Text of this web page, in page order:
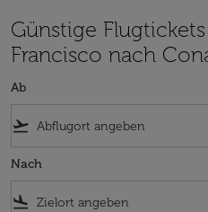
Günstige
Francisco nach
Ab
flight_takeoff
Nach
flight_land